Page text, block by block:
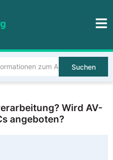
Suchen
Wird AV-
angeboten?